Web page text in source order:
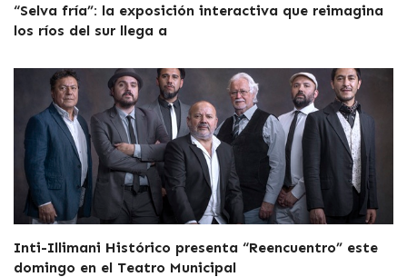
“Selva fría”: la exposición interactiva que reimagina
los ríos del sur llega a
Inti-Illimani Histórico presenta “Reencuentro” este
domingo en el Teatro Municipal